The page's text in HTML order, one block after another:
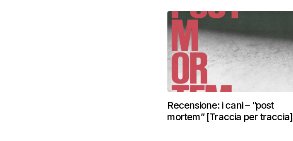
Recensione: i cani – “post
mortem” [Traccia per traccia]